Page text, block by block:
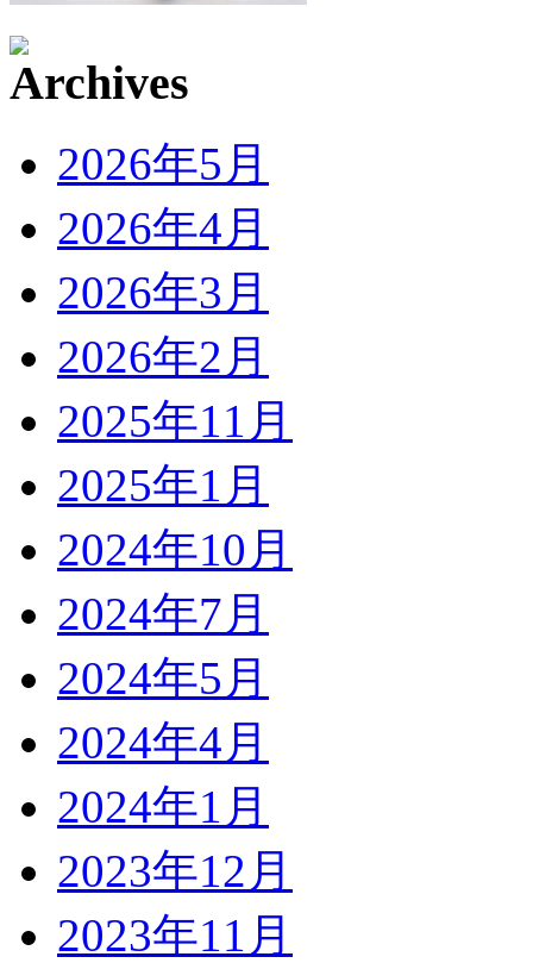
2026年5月
2026年4月
2026年3月
2026年2月
2025年11月
2025年1月
2024年10月
2024年7月
2024年5月
2024年4月
2024年1月
2023年12月
2023年11月